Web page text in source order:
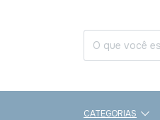
CATEGORIAS